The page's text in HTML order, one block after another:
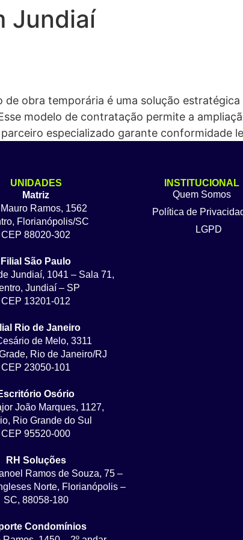
Jundiaí
de obra temporária é uma solução
modelo de contratação permite a
especializado garante conformidade
UNIDADES
Matriz
Ramos, 1562
Florianópolis/SC
CEP 88020-302
Filial São Paulo
Jundiaí, 1041 – Sala 71,
Jundiaí – SP
CEP 13201-012
Rio de Janeiro
de Melo, 3311
Rio de Janeiro/RJ
CEP 23050-101
Osório
João Marques, 1127,
Rio Grande do Sul
CEP 95520-000
RH Soluções
Ramos de Souza, 75 –
Norte, Florianópolis –
SC, 88058-180
Condomínios
INSTITUCIONAL
Quem Somos
Política de
LGPD